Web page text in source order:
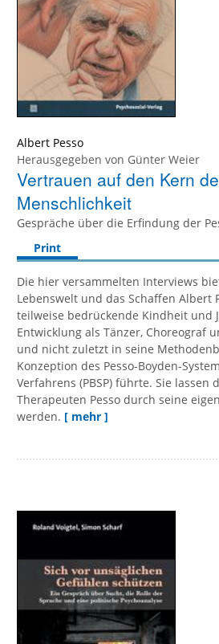
Albert Pesso
Herausgegeben von Günter Weier
Vertrauen auf den Kern
Menschlichkeit
Gespräche über die Erfindung der
Print
Die hier versammelten Interviews
Lebenswelt und das Schaffen Albert
teilweise bedrückende Kindheit und
Entwicklung als Tänzer, Choreograf
und nicht zuletzt in seine
Konzeption des Pesso-Boyden-
Verfahrens (PBSP) führte. Sie lassen
Therapeuten Pesso durch seine
werden. [ mehr ]